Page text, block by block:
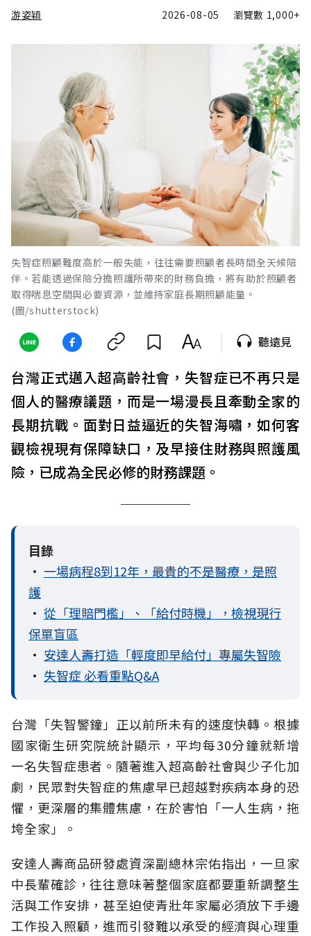
游姿穎 2026-08-05 瀏覽數 1,000+
失智症照顧難度高於一般失能，往往需要照顧者長時間全天候陪
伴。若能透過保險分擔照護所帶來的財務負擔，將有助於照顧者
取得喘息空間與必要資源，並維持家庭長期照顧能量。
(圖/shutterstock)
聽遠見
台灣正式邁入超高齡社會，失智症已不再只是
個人的醫療議題，而是一場漫長且牽動全家的
長期抗戰。面對日益逼近的失智海嘯，如何客
觀檢視現有保障缺口，及早接住財務與照護風
險，已成為全民必修的財務課題。
目錄
• 一場病程8到12年，最貴的不是醫療，是照
護
• 從「理賠門檻」、「給付時機」，檢視現行
保單盲區
• 安達人壽打造「輕度即早給付」專屬失智險
• 失智症 必看重點Q&A
台灣「失智警鐘」正以前所未有的速度快轉。根據
國家衛生研究院統計顯示，平均每30分鐘就新增
一名失智症患者。隨著進入超高齡社會與少子化加
劇，民眾對失智症的焦慮早已超越對疾病本身的恐
懼，更深層的集體焦慮，在於害怕「一人生病，拖
垮全家」。
安達人壽商品研發處資深副總林宗佑指出，一旦家
中長輩確診，往往意味著整個家庭都要重新調整生
活與工作安排，甚至迫使青壯年家屬必須放下手邊
工作投入照顧，進而引發難以承受的經濟與心理重